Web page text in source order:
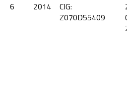
6
2014
CIG:
Z070D55409